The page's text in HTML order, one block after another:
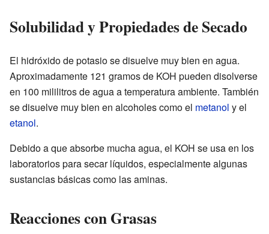
Solubilidad y Propiedades de Secado
El hidróxido de potasio se disuelve muy bien en agua.
Aproximadamente 121 gramos de KOH pueden disolverse
en 100 mililitros de agua a temperatura ambiente. También
se disuelve muy bien en alcoholes como el metanol y el
etanol.
Debido a que absorbe mucha agua, el KOH se usa en los
laboratorios para secar líquidos, especialmente algunas
sustancias básicas como las aminas.
Reacciones con Grasas